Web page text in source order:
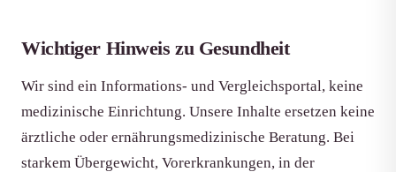
Wichtiger Hinweis zu Gesundheit
Wir sind ein Informations- und Vergleichsportal, keine
medizinische Einrichtung. Unsere Inhalte ersetzen keine
ärztliche oder ernährungsmedizinische Beratung. Bei
starkem Übergewicht, Vorerkrankungen, in der